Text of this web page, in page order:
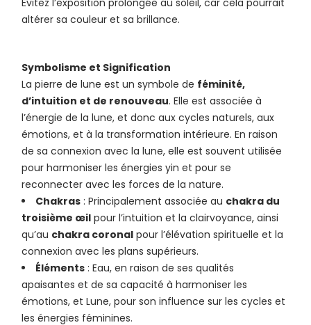
Évitez l’exposition prolongée au soleil, car cela pourrait
altérer sa couleur et sa brillance.
Symbolisme et Signification
La pierre de lune est un symbole de féminité,
d’intuition et de renouveau. Elle est associée à
l’énergie de la lune, et donc aux cycles naturels, aux
émotions, et à la transformation intérieure. En raison
de sa connexion avec la lune, elle est souvent utilisée
pour harmoniser les énergies yin et pour se
reconnecter avec les forces de la nature.
Chakras : Principalement associée au chakra du
troisième œil pour l’intuition et la clairvoyance, ainsi
qu’au chakra coronal pour l’élévation spirituelle et la
connexion avec les plans supérieurs.
Éléments : Eau, en raison de ses qualités
apaisantes et de sa capacité à harmoniser les
émotions, et Lune, pour son influence sur les cycles et
les énergies féminines.